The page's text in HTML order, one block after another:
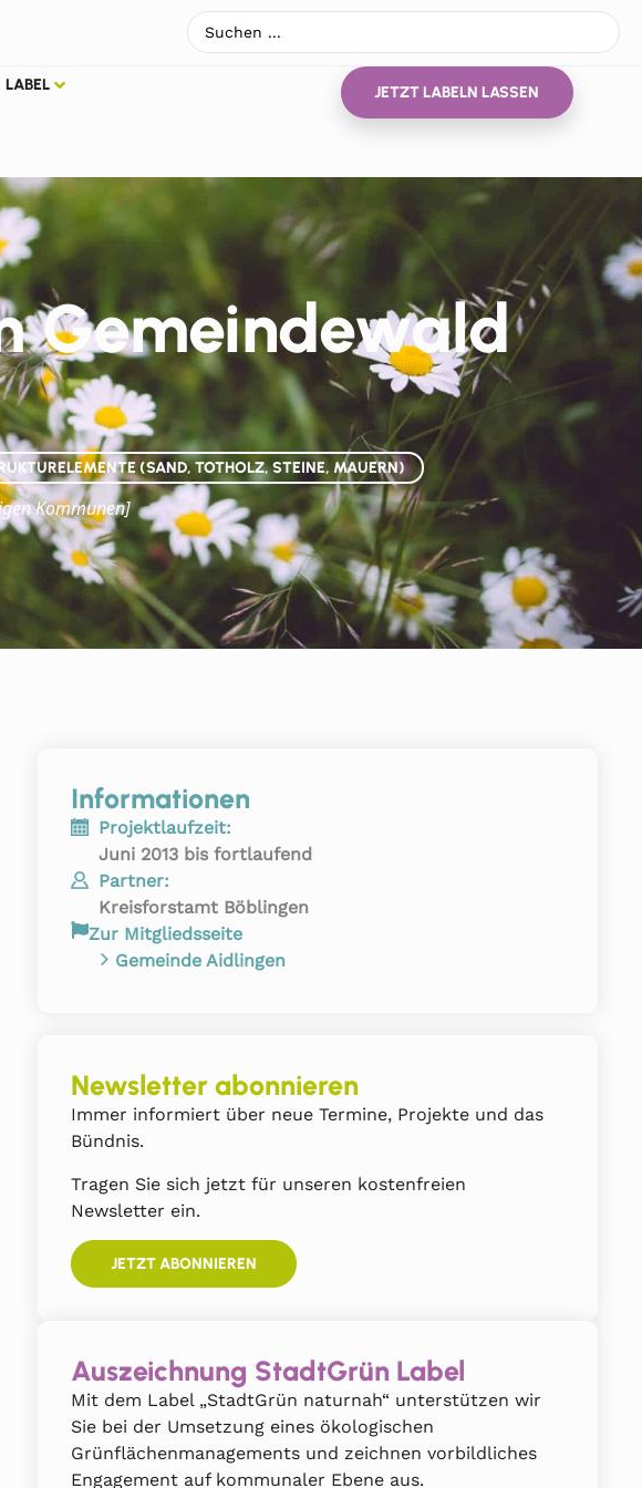
LABEL JETZT LABELN LASSEN
Gemeindewald
(SAND, TOTHOLZ, STEINE, MAUERN)
Kommunen]
Informationen
Projektlaufzeit:
Juni 2013 bis fortlaufend
Partner:
Kreisforstamt Böblingen
Zur Mitgliedsseite
Gemeinde Aidlingen
Newsletter abonnieren
Immer informiert über neue Termine, Projekte und das
Bündnis.
Tragen Sie sich jetzt für unseren kostenfreien
Newsletter ein.
JETZT ABONNIEREN
Auszeichnung StadtGrün Label
Mit dem Label „StadtGrün naturnah“ unterstützen wir
Sie bei der Umsetzung eines ökologischen
Grünflächenmanagements und zeichnen vorbildliches
Engagement auf kommunaler Ebene aus.